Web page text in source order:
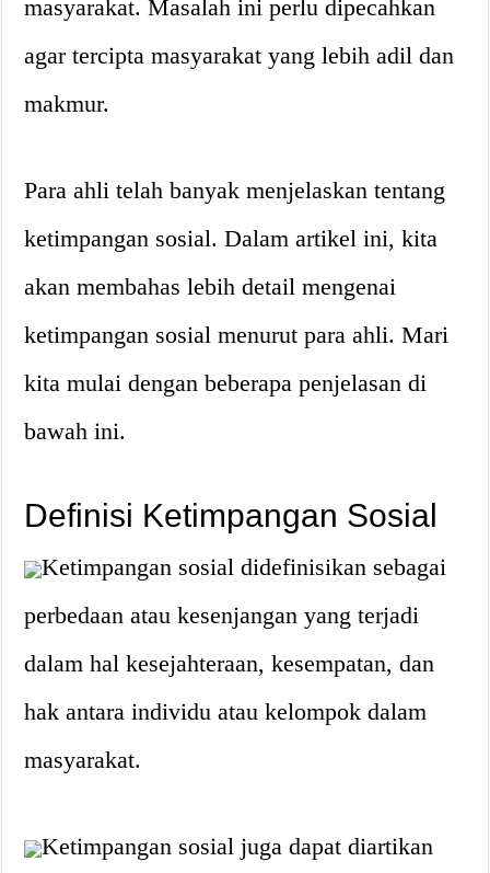
masyarakat. Masalah ini perlu dipecahkan
agar tercipta masyarakat yang lebih adil dan
makmur.
Para ahli telah banyak menjelaskan tentang
ketimpangan sosial. Dalam artikel ini, kita
akan membahas lebih detail mengenai
ketimpangan sosial menurut para ahli. Mari
kita mulai dengan beberapa penjelasan di
bawah ini.
Definisi Ketimpangan Sosial
Ketimpangan sosial didefinisikan sebagai
perbedaan atau kesenjangan yang terjadi
dalam hal kesejahteraan, kesempatan, dan
hak antara individu atau kelompok dalam
masyarakat.
Ketimpangan sosial juga dapat diartikan